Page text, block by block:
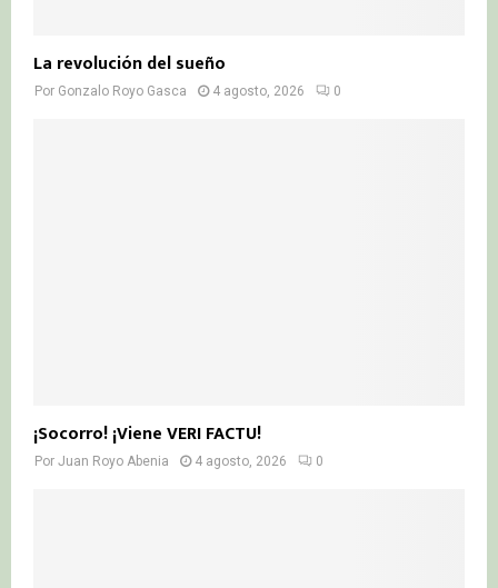
La revolución del sueño
Por Gonzalo Royo Gasca 4 agosto, 2026 0
¡Socorro! ¡Viene VERI FACTU!
Por Juan Royo Abenia 4 agosto, 2026 0